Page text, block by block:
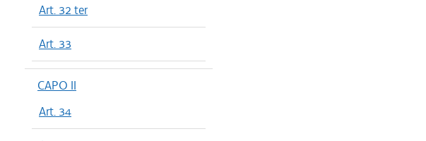
Art. 32 ter
Art. 33
CAPO II
Art. 34